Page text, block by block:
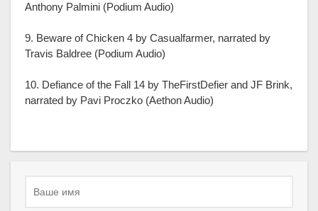
Anthony Palmini (Podium Audio)
9. Beware of Chicken 4 by Casualfarmer, narrated by
Travis Baldree (Podium Audio)
10. Defiance of the Fall 14 by TheFirstDefier and JF Brink,
narrated by Pavi Proczko (Aethon Audio)